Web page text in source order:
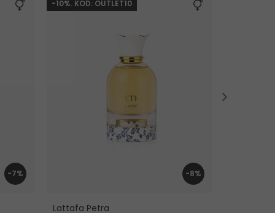
-7%
-10%. KOD: OUTLET10
-8%
Lattafa Petra